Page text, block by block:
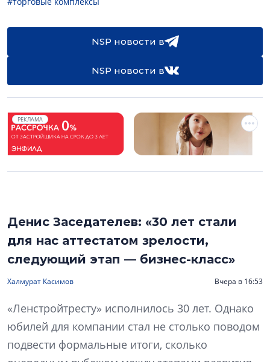
NSP новости в
NSP новости в
РЕКЛАМА
Денис Заседателев: «30 лет стали
для нас аттестатом зрелости,
следующий этап — бизнес-класс»
Халмурат Касимов Вчера в 16:53
«Ленстройтресту» исполнилось 30 лет. Однако
юбилей для компании стал не столько поводом
подвести формальные итоги, сколько